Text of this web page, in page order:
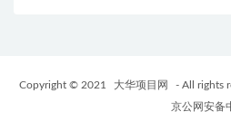
Copyright © 2021 大华项目网 - All rights
京公网安备